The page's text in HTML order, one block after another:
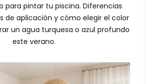
para pintar tu piscina. Diferencias
de aplicación y cómo elegir el color
un agua turquesa o azul profundo
este verano.